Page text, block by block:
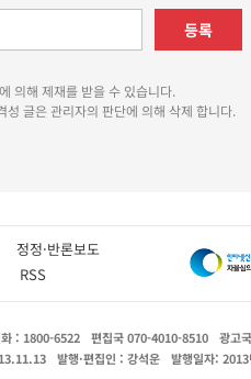
등록
의해 제재를 받을 수 있습니다.
글은 관리자의 판단에 의해 삭제 합니다.
정정·반론보도
RSS
: 1800-6522 편집국 070-4010-8510
광고
발행·편집인 : 강석운 발행일자: